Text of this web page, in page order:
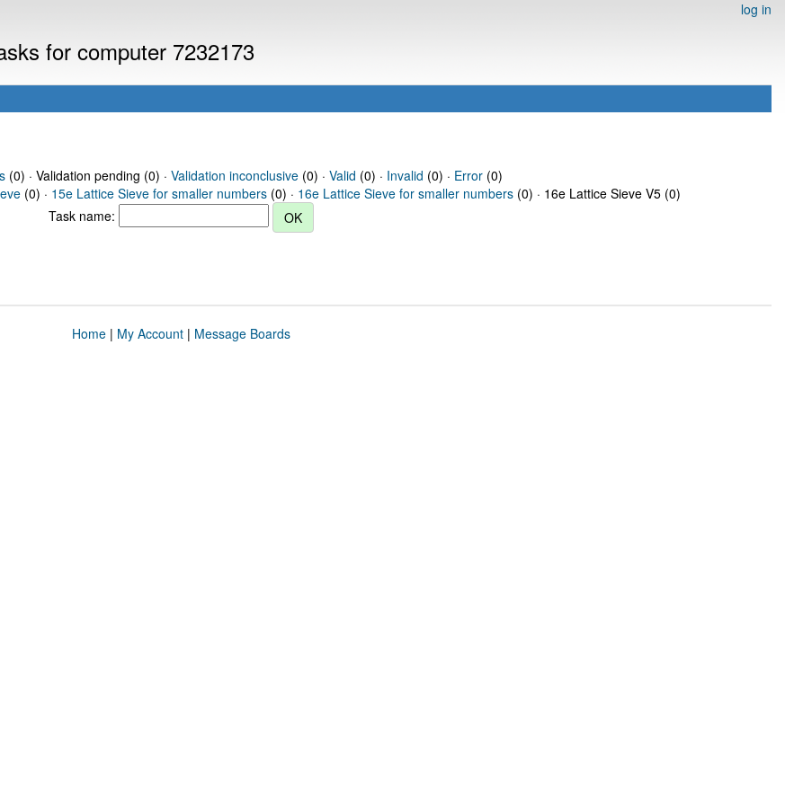
log in
for computer 7232173
(0) · Validation pending (0) · Validation inconclusive(0) · Valid (0) · Invalid (0) · Error(0)
(0) · 15e Lattice Sieve for smaller numbers (0) · 16e Lattice Sieve for smaller numbers (0) · 16e Lattice Sieve V5 (0)
Task name:
Home| My Account| Message Boards